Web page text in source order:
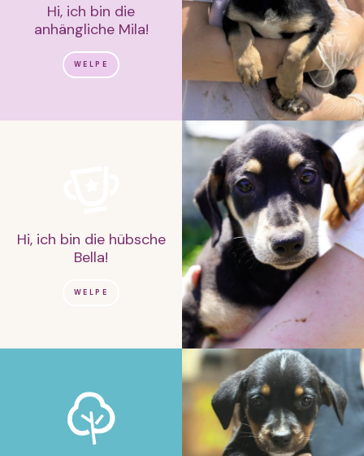
Hi, ich bin die
anhängliche Mila!
WELPE
Hi, ich bin die hübsche
Bella!
WELPE